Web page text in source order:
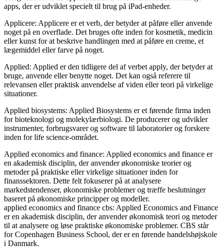
apps, der er udviklet specielt til brug på iPad-enheder.
Applicere: Applicere er et verb, der betyder at påføre eller anvende
noget på en overflade. Det bruges ofte inden for kosmetik, medicin
eller kunst for at beskrive handlingen med at påføre en creme, et
lægemiddel eller farve på noget.
Applied: Applied er den tidligere del af verbet apply, der betyder at
bruge, anvende eller benytte noget. Det kan også referere til
relevansen eller praktisk anvendelse af viden eller teori på virkelige
situationer.
Applied biosystems: Applied Biosystems er et førende firma inden
for bioteknologi og molekylærbiologi. De producerer og udvikler
instrumenter, forbrugsvarer og software til laboratorier og forskere
inden for life science-området.
Applied economics and finance: Applied economics and finance er
en akademisk disciplin, der anvender økonomiske teorier og
metoder på praktiske eller virkelige situationer inden for
finanssektoren. Dette felt fokuserer på at analysere
markedstendenser, økonomiske problemer og træffe beslutninger
baseret på økonomiske principper og modeller.
applied economics and finance cbs: Applied Economics and Finance
er en akademisk disciplin, der anvender økonomisk teori og metoder
til at analysere og løse praktiske økonomiske problemer. CBS står
for Copenhagen Business School, der er en førende handelshøjskole
i Danmark.